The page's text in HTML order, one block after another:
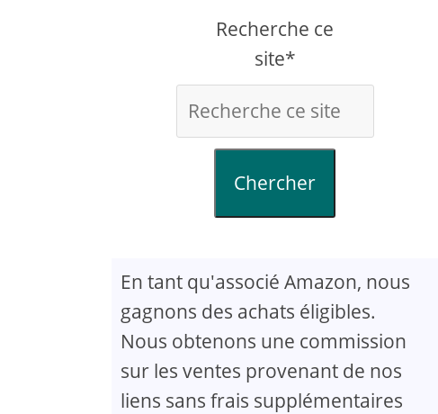
Recherche ce
site*
Chercher
En tant qu'associé Amazon, nous
gagnons des achats éligibles.
Nous obtenons une commission
sur les ventes provenant de nos
liens sans frais supplémentaires